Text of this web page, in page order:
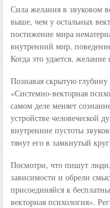
Сила желания в звуковом
выше, чем у остальных
постижение мира
внутренний мир,
Когда это удается,
Познавая скрытую
«Системно-векторная
самом деле меняет
устройстве человеческой
внутренние пустоты
тянут его в замкнутый
Посмотри, что пишут люди,
зависимости и обрели
присоединяйся к
векторная психология».